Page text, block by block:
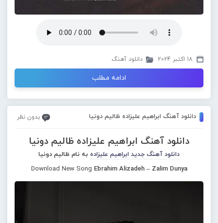
18 اکتبر 2024 دانلود آهنگ
ادامه مطلب
دانلود آهنگ ابراهیم علیزاده ظالیم دونیا بدون نظر
دانلود آهنگ ابراهیم علیزاده ظالیم دونیا
دانلود آهنگ جدید ابراهیم علیزاده به نام ظالیم دونیا
Download New Song Ebrahim Alizadeh – Zalim Dunya